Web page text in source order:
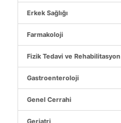
Erkek Sağlığı
Farmakoloji
Fizik Tedavi ve Rehabilitasyon
Gastroenteroloji
Genel Cerrahi
Geriatri